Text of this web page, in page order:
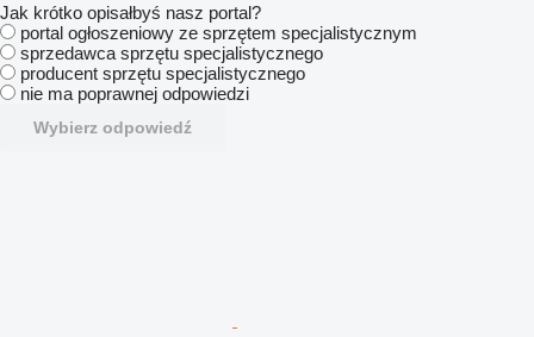
Jak krótko opisałbyś nasz portal?
portal ogłoszeniowy ze sprzętem specjalistycznym
sprzedawca sprzętu specjalistycznego
producent sprzętu specjalistycznego
nie ma poprawnej odpowiedzi
Wybierz odpowiedź